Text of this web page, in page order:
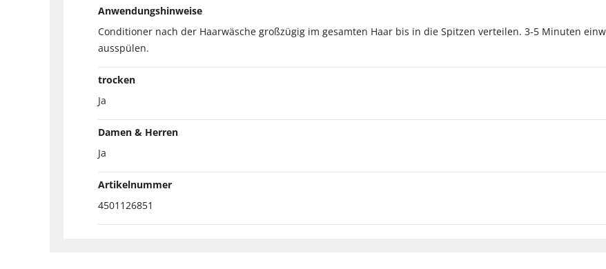
Anwendungshinweise
Conditioner nach der Haarwäsche großzügig im gesamten Haar bis in die Spitzen verteilen. 3-5 Minuten
ausspülen.
trocken
Ja
Damen & Herren
Ja
Artikelnummer
4501126851